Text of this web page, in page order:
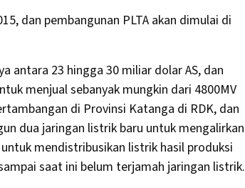
dan pembangunan PLTA akan dimulai di
antara 23 hingga 30 miliar dolar AS, dan
menjual sebanyak mungkin dari 4800MV
di Provinsi Katanga di RDK, dan
dua jaringan listrik baru untuk mengalirkan
mendistribusikan listrik hasil produksi
saat ini belum terjamah jaringan listrik.